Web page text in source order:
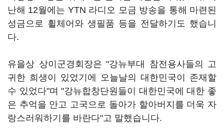
난해 12월에는 YTN 라디오 모금 방송을 통해 마련된
성금으로 휠체어와 생필품 등을 전달하기도 했습니
다.
유을상 상이군경회장은 "강뉴부대 참전용사들의 고
귀한 희생이 있었기에 오늘날의 대한민국이 존재할
수 있었다"며 "강뉴합창단원들이 대한민국에 대한 좋
은 추억을 안고 고국으로 돌아가 할아버지를 더욱 자
랑스러워하기를 바란다"고 말했습니다.